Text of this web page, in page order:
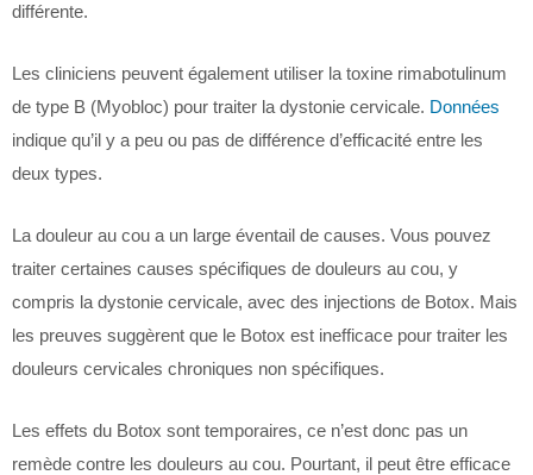
différente.
Les cliniciens peuvent également utiliser la toxine rimabotulinum
de type B (Myobloc) pour traiter la dystonie cervicale. Données
indique qu’il y a peu ou pas de différence d’efficacité entre les
deux types.
La douleur au cou a un large éventail de causes. Vous pouvez
traiter certaines causes spécifiques de douleurs au cou, y
compris la dystonie cervicale, avec des injections de Botox. Mais
les preuves suggèrent que le Botox est inefficace pour traiter les
douleurs cervicales chroniques non spécifiques.
Les effets du Botox sont temporaires, ce n’est donc pas un
remède contre les douleurs au cou. Pourtant, il peut être efficace